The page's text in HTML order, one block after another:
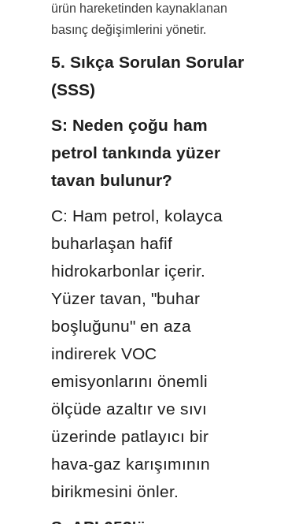
ürün hareketinden kaynaklanan
basınç değişimlerini yönetir.
5. Sıkça Sorulan Sorular
(SSS)
S: Neden çoğu ham
petrol tankında yüzer
tavan bulunur?
C: Ham petrol, kolayca
buharlaşan hafif
hidrokarbonlar içerir.
Yüzer tavan, "buhar
boşluğunu" en aza
indirerek VOC
emisyonlarını önemli
ölçüde azaltır ve sıvı
üzerinde patlayıcı bir
hava-gaz karışımının
birikmesini önler.